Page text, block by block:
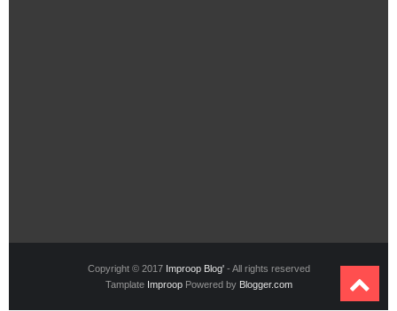
Copyright © 2017 Improop Blog'- All rights reserved
Tamplate ImproopPowered by Blogger.com